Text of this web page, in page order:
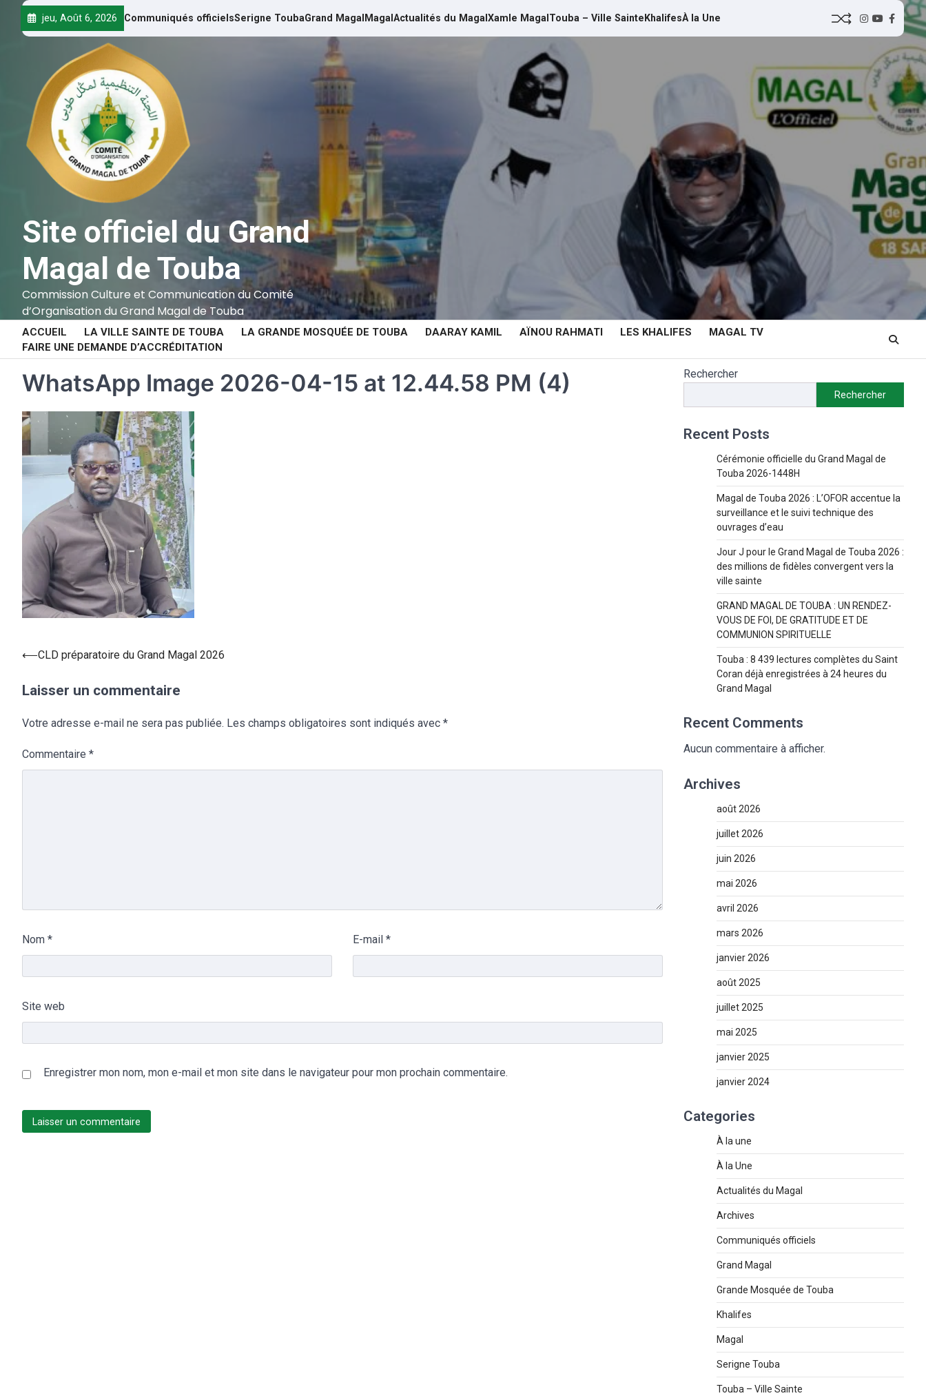
jeu, Août 6, 2026 Communiqués officielsSerigne ToubaGrand Magal Magal Actualités du Magal Xamle Magal Touba – Ville Sainte KhalifesÀ la Une
Site officiel du Grand
Magal de Touba
Commission Culture et Communication du Comité
d’Organisation du Grand Magal de Touba
ACCUEIL LA VILLE SAINTE DE TOUBA LA GRANDE MOSQUÉE DE TOUBA DAARAY KAMIL AÏNOU RAHMATI LES KHALIFES
MAGAL TV
FAIRE UNE DEMANDE D’ACCRÉDITATION
WhatsApp Image 2026-04-15 at 12.44.58 PM (4)
⟵CLD préparatoire du Grand Magal 2026
Laisser un commentaire
Votre adresse e-mail ne sera pas publiée. Les champs obligatoires sont indiqués avec *
Commentaire *
Nom * E-mail *
Site web
Enregistrer mon nom, mon e-mail et mon site dans le navigateur pour mon prochain commentaire.
Rechercher
Rechercher
Recent Posts
Cérémonie officielle du Grand Magal de
Touba 2026-1448H
Magal de Touba 2026 : L’OFOR accentue la
surveillance et le suivi technique des
ouvrages d’eau
Jour J pour le Grand Magal de Touba 2026 :
des millions de fidèles convergent vers la
ville sainte
GRAND MAGAL DE TOUBA : UN RENDEZ-
VOUS DE FOI, DE GRATITUDE ET DE
COMMUNION SPIRITUELLE
Touba : 8 439 lectures complètes du Saint
Coran déjà enregistrées à 24 heures du
Grand Magal
Recent Comments
Aucun commentaire à afficher.
Archives
août 2026
juillet 2026
juin 2026
mai 2026
avril 2026
mars 2026
janvier 2026
août 2025
juillet 2025
mai 2025
janvier 2025
janvier 2024
Categories
À la une
À la Une
Actualités du Magal
Archives
Communiqués officiels
Grand Magal
Grande Mosquée de Touba
Khalifes
Magal
Serigne Touba
Touba – Ville Sainte